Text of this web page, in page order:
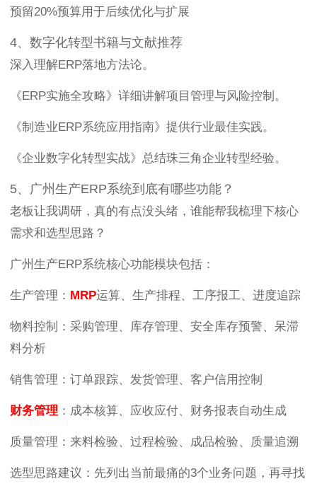
预留20%预算用于后续优化与扩展
4、数字化转型书籍与文献推荐
深入理解ERP落地方法论。
《ERP实施全攻略》详细讲解项目管理与风险控制。
《制造业ERP系统应用指南》提供行业最佳实践。
《企业数字化转型实战》总结珠三角企业转型经验。
5、广州生产ERP系统到底有哪些功能？
老板让我调研，真的有点没头绪，谁能帮我梳理下核心
需求和选型思路？
广州生产ERP系统核心功能模块包括：
生产管理： MRP运算、生产排程、工序报工、进度追踪
物料控制：采购管理、库存管理、安全库存预警、呆滞
料分析
销售管理：订单跟踪、发货管理、客户信用控制
财务管理 ：成本核算、应收应付、财务报表自动生成
质量管理：来料检验、过程检验、成品检验、质量追溯
选型思路建议：先列出当前最痛的3个业务问题，再寻找